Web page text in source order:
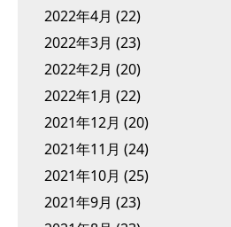
2022年4月 (22)
2022年3月 (23)
2022年2月 (20)
2022年1月 (22)
2021年12月 (20)
2021年11月 (24)
2021年10月 (25)
2021年9月 (23)